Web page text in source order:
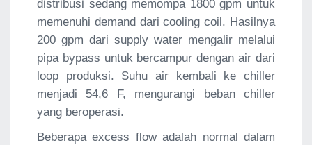
distribusi sedang memompa 1800 gpm untuk
memenuhi demand dari cooling coil. Hasilnya
200 gpm dari supply water mengalir melalui
pipa bypass untuk bercampur dengan air dari
loop produksi. Suhu air kembali ke chiller
menjadi 54,6 F, mengurangi beban chiller
yang beroperasi.
Beberapa excess flow adalah normal dalam